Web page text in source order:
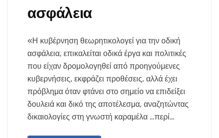
ασφάλεια
«Η κυβέρνηση θεωρητικολογεί για την οδική
ασφάλεια, επικαλείται οδικά έργα και πολιτικές
που είχαν δρομολογηθεί από προηγούμενες
κυβερνήσεις, εκφράζει προθέσεις, αλλά έχει
πρόβλημα όταν φτάνει στο σημείο να επιδείξει
δουλειά και δικό της αποτέλεσμα, αναζητώντας
δικαιολογίες στη γνωστή καραμέλα …περί…